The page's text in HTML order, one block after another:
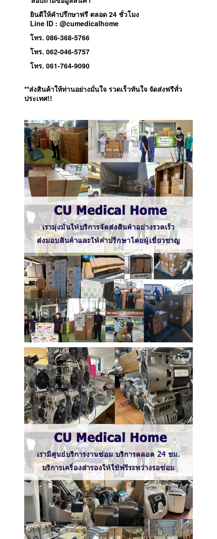
ยินดีให้คำปรึกษาฟรี ตลอด 24 ชั่วโมง
Line ID : @cumedicalhome
โทร. 086-368-5766
โทร. 062-046-5757
โทร. 061-764-9090
**ส่งสินค้าให้ท่านอย่างมั่นใจ รวดเร็วทันใจ จัดส่งฟรีทั่ว
ประเทศ!!